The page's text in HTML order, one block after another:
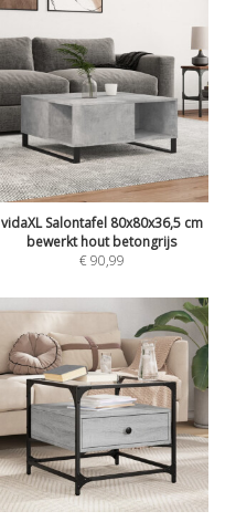
vidaXL Salontafel 80x80x36,5 cm
bewerkt hout betongrijs
€90,99